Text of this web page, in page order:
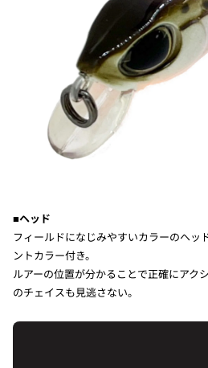
■ヘッド
フィールドになじみやすいカラーのヘッ
ントカラー付き。
ルアーの位置が分かることで正確にアク
のチェイスも見逃さない。